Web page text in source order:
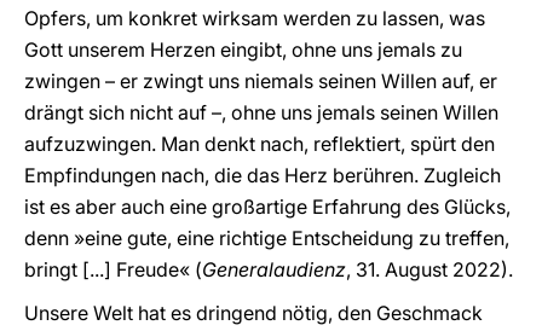
Opfers, um konkret wirksam werden zu lassen, was
Gott unserem Herzen eingibt, ohne uns jemals zu
zwingen – er zwingt uns niemals seinen Willen auf, er
drängt sich nicht auf –, ohne uns jemals seinen Willen
aufzuzwingen. Man denkt nach, reflektiert, spürt den
Empfindungen nach, die das Herz berühren. Zugleich
ist es aber auch eine großartige Erfahrung des Glücks,
denn »eine gute, eine richtige Entscheidung zu treffen,
bringt [...] Freude« (Generalaudienz, 31. August 2022).
Unsere Welt hat es dringend nötig, den Geschmack